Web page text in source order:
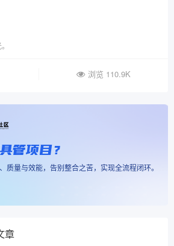
浏览 110.9K
管项目？
质量与效能，告别整合之苦，实现全流程闭环。
章